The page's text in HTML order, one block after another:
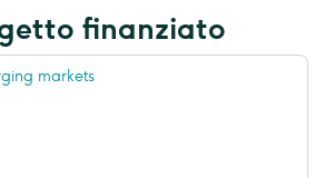
finanziato